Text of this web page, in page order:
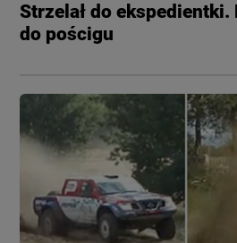
Strzelał do ekspedientki.
do pościgu